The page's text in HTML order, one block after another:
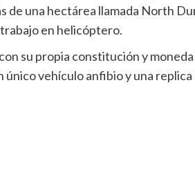
de una hectárea llamada North
en helicóptero.
su propia constitución y moneda
vehículo anfibio y una replica